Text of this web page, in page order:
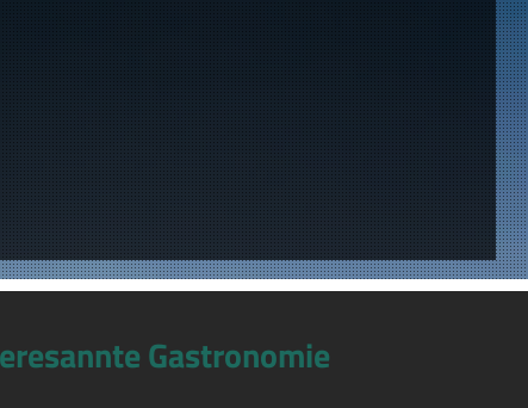
Gastronomie